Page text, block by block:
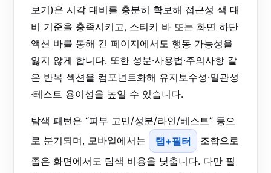
보기)은 시각 대비를 충분히 확보해 접근성 색 대
비 기준을 충족시키고, 스티키 바 또는 화면 하단
액션 바를 통해 긴 페이지에서도 행동 가능성을
잃지 않게 합니다. 또한 성분·사용법·주의사항 같
은 반복 섹션을 컴포넌트화해 유지보수성·일관성
·테스트 용이성을 높일 수 있습니다.
탐색 패턴은 “피부 고민/성분/라인/베스트” 등으
로 분기되며, 모바일에서는
탭+필터
조합으로
좁은 화면에서도 탐색 비용을 낮춥니다. 다만 필